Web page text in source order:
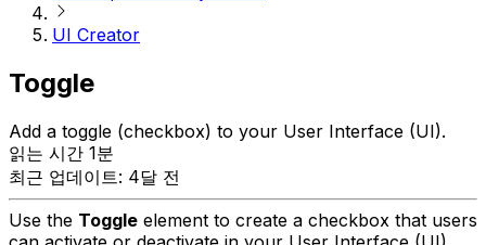
UI Creator
Toggle
Add a toggle (checkbox) to your User Interface (UI).
읽는 시간 1분
최근 업데이트: 4달 전
Use the Toggle element to create a checkbox that users